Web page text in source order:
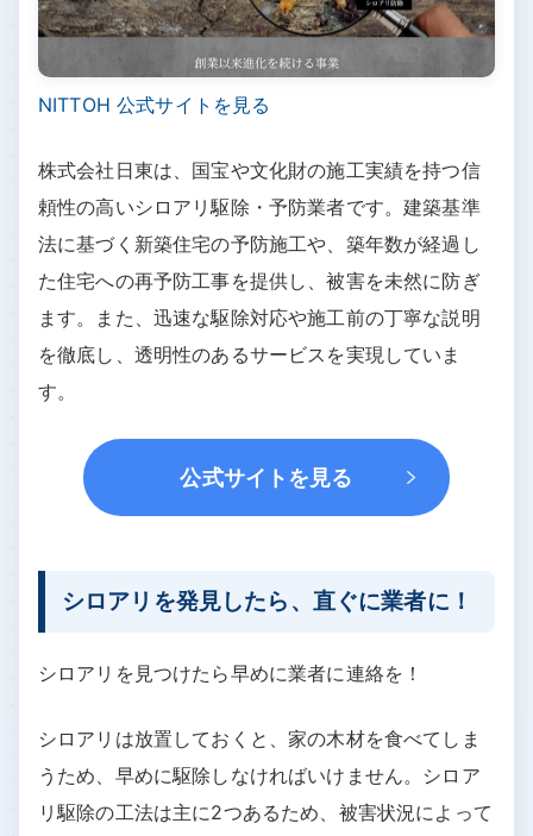
NITTOH 公式サイトを見る
株式会社日東は、国宝や文化財の施工実績を持つ信
頼性の高いシロアリ駆除・予防業者です。建築基準
法に基づく新築住宅の予防施工や、築年数が経過し
た住宅への再予防工事を提供し、被害を未然に防ぎ
ます。また、迅速な駆除対応や施工前の丁寧な説明
を徹底し、透明性のあるサービスを実現していま
す。
公式サイトを見る
シロアリを発見したら、直ぐに業者に！
シロアリを見つけたら早めに業者に連絡を！
シロアリは放置しておくと、家の木材を食べてしま
うため、早めに駆除しなければいけません。シロア
リ駆除の工法は主に2つあるため、被害状況によって